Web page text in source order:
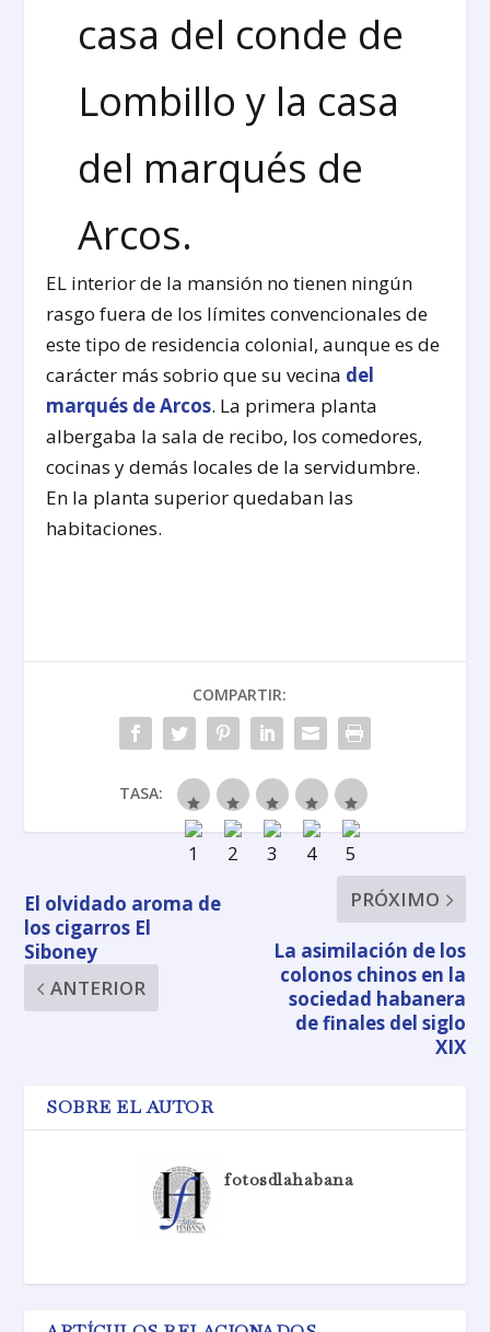
casa del conde de
Lombillo y la casa
del marqués de
Arcos.
EL interior de la mansión no tienen ningún
rasgo fuera de los límites convencionales de
este tipo de residencia colonial, aunque es de
carácter más sobrio que su vecina del
marqués de Arcos. La primera planta
albergaba la sala de recibo, los comedores,
cocinas y demás locales de la servidumbre.
En la planta superior quedaban las
habitaciones.
COMPARTIR:
TASA:
El olvidado aroma de
los cigarros El
Siboney
ANTERIOR
PRÓXIMO
La asimilación de los
colonos chinos en la
sociedad habanera
de finales del siglo
XIX
SOBRE EL AUTOR
fotosdlahabana